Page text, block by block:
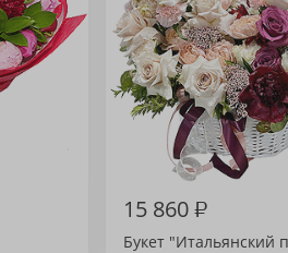
15 860₽
Букет "Итальянский